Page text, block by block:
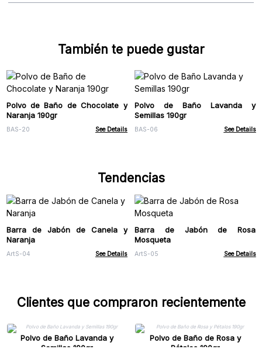
También te puede gustar
Polvo de Baño de Chocolate y
Naranja 190gr
BAS-20 See Details
Polvo de Baño Lavanda y
Semillas 190gr
BAS-06 See Details
Tendencias
Barra de Jabón de Canela y
Naranja
ArtS-04 See Details
Barra de Jabón de Rosa
Mosqueta
ArtS-05 See Details
Clientes que compraron recientemente
Polvo de Baño Lavanda y
Semillas 190gr
Polvo de Baño de Rosa y
Pétalos 190gr